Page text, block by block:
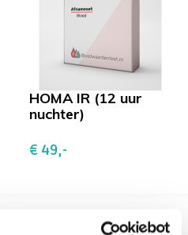
HOMA IR (12 uur
nuchter)
€ 49,-